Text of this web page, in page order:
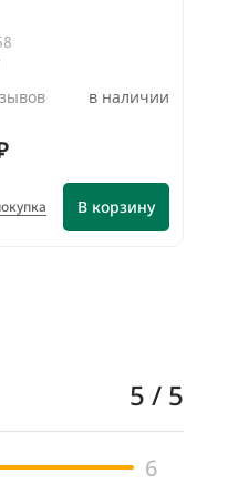
в наличии
В корзину
5 / 5
6